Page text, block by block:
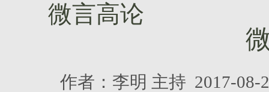
微言高论
作者： 李明 主持 2017-